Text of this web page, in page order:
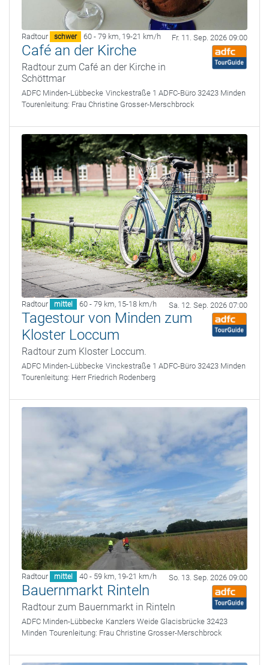
Radtour schwer 60 - 79 km, 19-21 km/h Fr. 11. Sep. 2026 09:00
Café an der Kirche
Radtour zum Café an der Kirche in
Schöttmar
ADFC Minden-Lübbecke Vinckestraße 1 ADFC-Büro 32423 Minden
Tourenleitung: Frau Christine Grosser-Merschbrock
Radtour mittel 60 - 79 km, 15-18 km/h Sa. 12. Sep. 2026 07:00
Tagestour von Minden zum
Kloster Loccum
Radtour zum Kloster Loccum.
ADFC Minden-Lübbecke Vinckestraße 1 ADFC-Büro 32423 Minden
Tourenleitung: Herr Friedrich Rodenberg
Radtour mittel 40 - 59 km, 19-21 km/h So. 13. Sep. 2026 09:00
Bauernmarkt Rinteln
Radtour zum Bauernmarkt in Rinteln
ADFC Minden-Lübbecke Kanzlers Weide Glacisbrücke 32423
Minden Tourenleitung: Frau Christine Grosser-Merschbrock